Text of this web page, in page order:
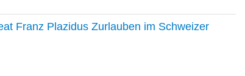
Franz Plazidus Zurlauben im Schweizer